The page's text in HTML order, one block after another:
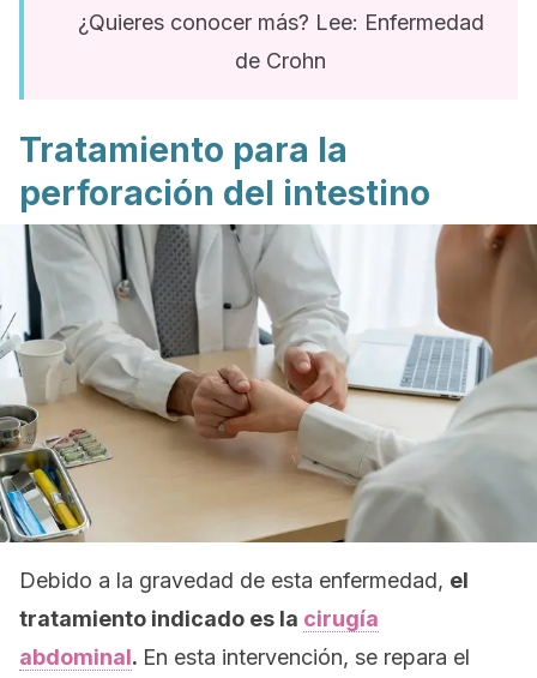
¿Quieres conocer más? Lee: Enfermedad
de Crohn
Tratamiento para la
perforación del intestino
Debido a la gravedad de esta enfermedad, el
tratamiento indicado es la cirugía
abdominal. En esta intervención, se repara el